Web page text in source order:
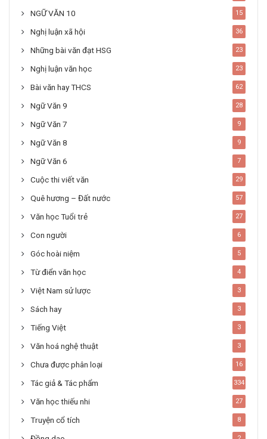
NGỮ VĂN 10 15
Nghị luận xã hội 36
Những bài văn đạt HSG 23
Nghị luận văn học 23
Bài văn hay THCS 62
Ngữ Văn 9 28
Ngữ Văn 7 9
Ngữ Văn 8 9
Ngữ Văn 6 7
Cuộc thi viết văn 29
Quê hương – Đất nước 57
Văn học Tuổi trẻ 27
Con người 6
Góc hoài niệm 5
Từ điển văn học 4
Việt Nam sử lược 3
Sách hay 3
Tiếng Việt 3
Văn hoá nghệ thuật 3
Chưa được phân loại 16
Tác giả & Tác phẩm 334
Văn học thiếu nhi 27
Truyện cổ tích 8